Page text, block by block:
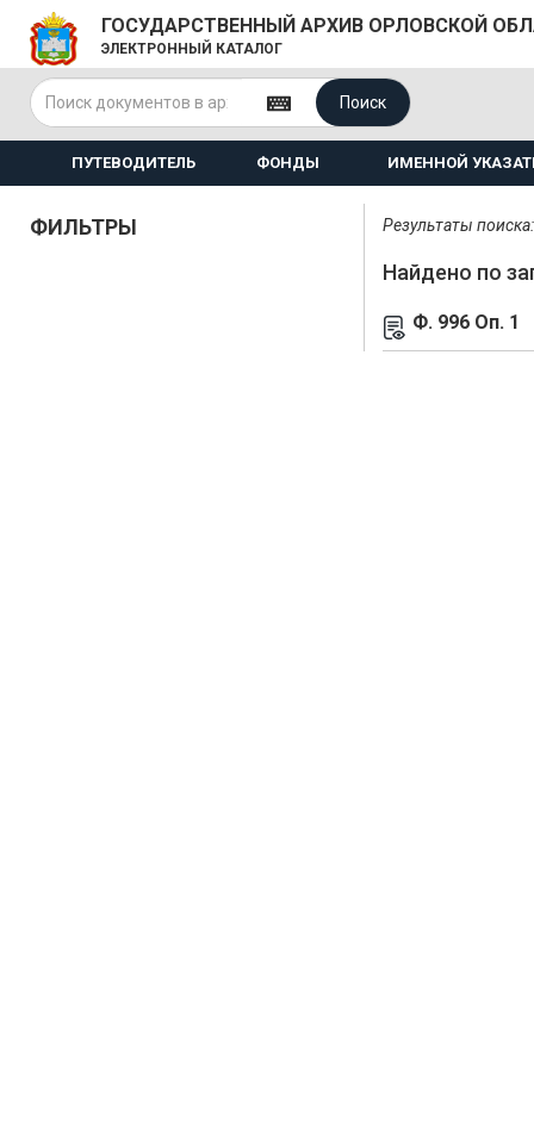
ГОСУДАРСТВЕННЫЙ АРХИВ ОРЛОВСКОЙ
ЭЛЕКТРОННЫЙ КАТАЛОГ
Поиск
ПУТЕВОДИТЕЛЬ ФОНДЫ ИМЕННОЙ
ФИЛЬТРЫ Результаты
Найдено по
Ф. 996 Оп. 1